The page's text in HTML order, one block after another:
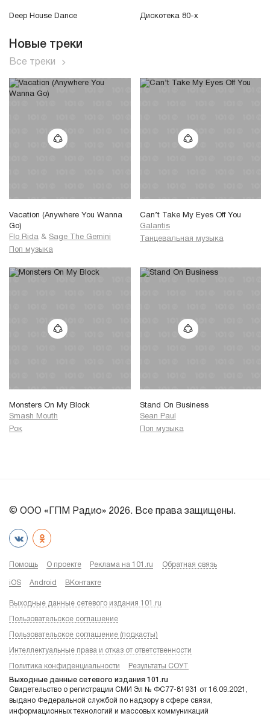
Deep House Dance Дискотека 80-х
Новые треки
Все треки
Vacation (Anywhere You Wanna
Go)
Flo Rida & Sage The Gemini
Поп музыка
Can’t Take My Eyes Off You
Galantis
Танцевальная музыка
Monsters On My Block
Smash Mouth
Рок
Stand On Business
Sean Paul
Поп музыка
© ООО «ГПМ Радио» 2026. Все права защищены.
Помощь О проекте Реклама на 101.ru Обратная связь
iOS Android ВКонтакте
Выходные данные сетевого издания 101.ru
Пользовательское соглашение
Пользовательское соглашение (подкасты)
Интеллектуальные права и отказ от ответственности
Политика конфиденциальности Результаты СОУТ
Выходные данные сетевого издания 101.ru
Свидетельство о регистрации СМИ Эл № ФС77-81931 от 16.09.2021,
выдано Федеральной службой по надзору в сфере связи,
информационных технологий и массовых коммуникаций